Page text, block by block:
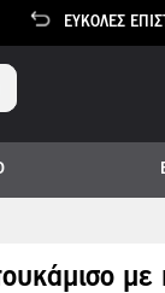
EΎΚΟΛΕΣ
με